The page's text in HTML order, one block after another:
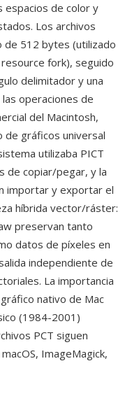
de color y
Los archivos
de 512 bytes (utilizado
fork), seguido
delimitador y una
operaciones de
del Macintosh,
de gráficos universal
utilizaba PICT
de copiar/pegar, y la
importar y exportar el
híbrida vector/ráster:
preservan tanto
datos de píxeles en
independiente de
La importancia
nativo de Mac
(1984-2001)
PCT siguen
ImageMagick,